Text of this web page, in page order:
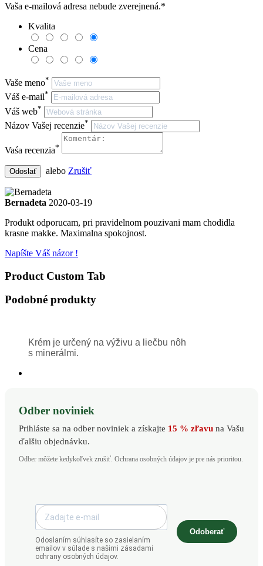
Vaša e-mailová adresa nebude zverejnená.*
Kvalita
Cena
Vaše meno*
Váš e-mail*
Váš web*
Názov Vašej recenzie*
Vaśa recenzia*
Odoslať alebo Zrušiť
Bernadeta 2020-03-19
Produkt odporucam, pri pravidelnom pouzivani mam chodidla
krasne makke. Maximalna spokojnost.
Napíšte Váš názor !
Product Custom Tab
Podobné produkty
Krém je určený na výživu a liečbu nôh
s minerálmi.
Odber noviniek
Prihláste sa na odber noviniek a získajte 15 % zľavu na Vašu
ďalšiu objednávku.
Odber môžete kedykoľvek zrušiť. Ochrana osobných údajov je pre nás prioritou.
Odoslaním súhlasíte so zasielaním
emailov v súlade s našimi zásadami
ochrany osobných údajov.
Odoberať